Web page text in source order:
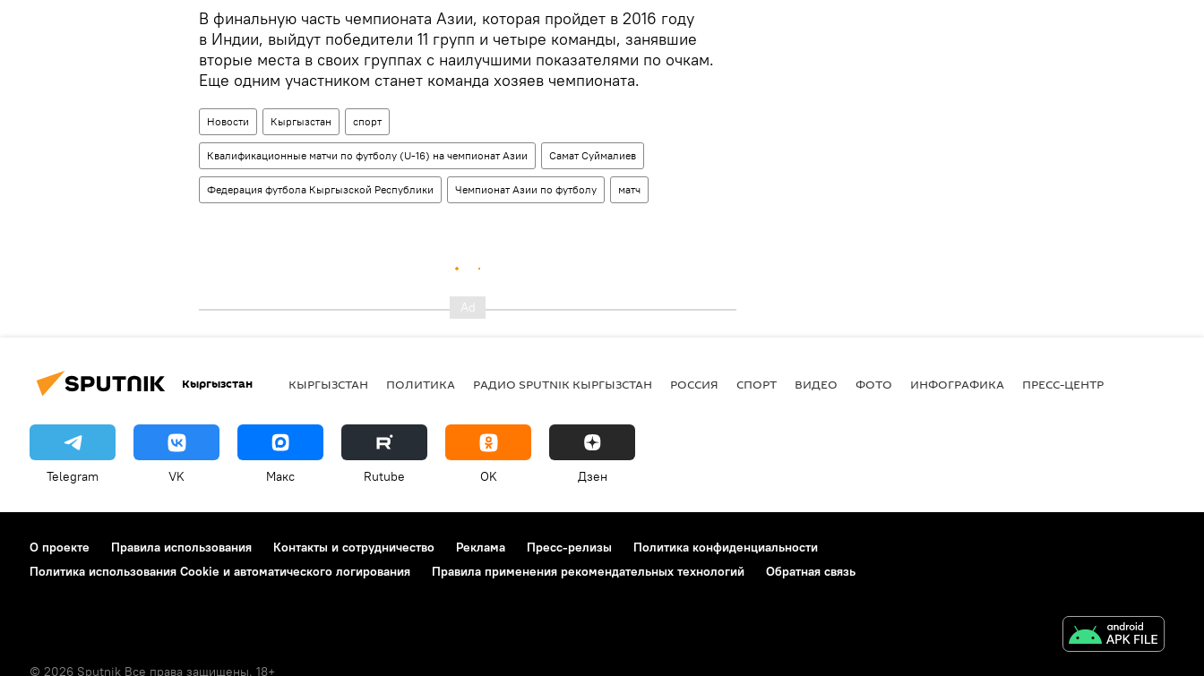
В финальную часть чемпионата Азии, которая пройдет в 2016 году
в Индии, выйдут победители 11 групп и четыре команды, занявшие
вторые места в своих группах с наилучшими показателями по очкам.
Еще одним участником станет команда хозяев чемпионата.
Новости Кыргызстан спорт
Квалификационные матчи по футболу (U-16) на чемпионат Азии Самат Суймалиев
Федерация футбола Кыргызской Республики Чемпионат Азии по футболу матч
Кыргызстан КЫРГЫЗСТАН ПОЛИТИКА РАДИО SPUTNIK КЫРГЫЗСТАН РОССИЯ СПОРТ ВИДЕО ФОТО ИНФОГРАФИКА ПРЕСС-ЦЕНТР
Telegram VK Макс Rutube OK Дзен
О проекте Правила использования Контакты и сотрудничество Реклама Пресс-релизы
Политика конфиденциальности
Политика использования Cookie и автоматического логирования
Правила применения рекомендательных технологий Обратная связь
© 2026 Sputnik Все права защищены. 18+